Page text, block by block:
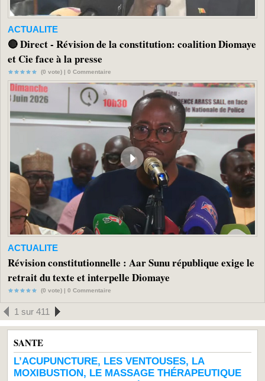
ACTUALITE
🔴 Direct - Révision de la constitution: coalition Diomaye
et Cie face à la presse
(0 vote) | 0 Commentaire
ACTUALITE
Révision constitutionnelle : Aar Sunu république exige le
retrait du texte et interpelle Diomaye
(0 vote) | 0 Commentaire
1 sur 411
SANTE
L’ACUPUNCTURE, LES VENTOUSES, LA
MOXIBUSTION, LE MASSAGE THÉRAPEUTIQUE